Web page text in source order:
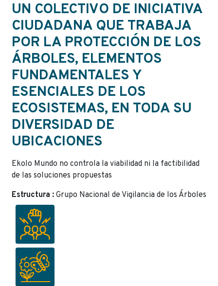
UN COLECTIVO DE INICIATIVA
CIUDADANA QUE TRABAJA
POR LA PROTECCIÓN DE LOS
ÁRBOLES, ELEMENTOS
FUNDAMENTALES Y
ESENCIALES DE LOS
ECOSISTEMAS, EN TODA SU
DIVERSIDAD DE
UBICACIONES
Ekolo Mundo no controla la viabilidad ni la factibilidad
de las soluciones propuestas
Estructura : Grupo Nacional de Vigilancia de los Árboles